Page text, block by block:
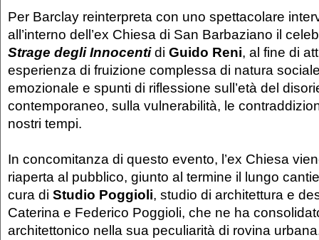
Per Barclay reinterpreta con uno spettacolare
all’interno dell’ex Chiesa di San Barbaziano il
Strage degli Innocentidi Guido Reni, al fine di
esperienza di fruizione complessa di natura
emozionale e spunti di riflessione sull’età del
contemporaneo, sulla vulnerabilità, le
nostri tempi.
In concomitanza di questo evento, l’ex Chiesa
riaperta al pubblico, giunto al termine il lungo
cura di Studio Poggioli, studio di architettura e
Caterina e Federico Poggioli, che ne ha
architettonico nella sua peculiarità di rovina